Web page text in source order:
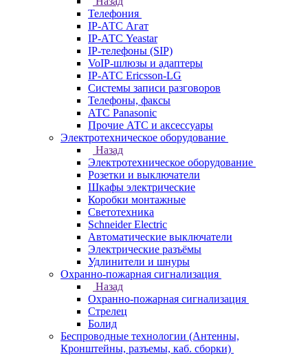
Телефония
IP-АТС Агат
IP-АТС Yeastar
IP-телефоны (SIP)
VoIP-шлюзы и адаптеры
IP-АТС Ericsson-LG
Системы записи разговоров
Телефоны, факсы
АТС Panasonic
Прочие АТС и аксессуары
Электротехническое оборудование
Назад
Электротехническое оборудование
Розетки и выключатели
Шкафы электрические
Коробки монтажные
Светотехника
Schneider Electric
Автоматические выключатели
Электрические разъёмы
Удлинители и шнуры
Охранно-пожарная сигнализация
Назад
Охранно-пожарная сигнализация
Стрелец
Болид
Беспроводные технологии (Антенны,
Кронштейны, разъемы, каб. сборки)